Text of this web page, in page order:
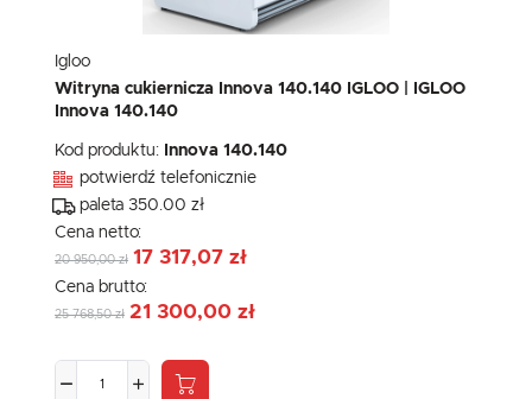
Igloo
Witryna cukiernicza Innova 140.140 IGLOO | IGLOO
Innova 140.140
Kod produktu: Innova 140.140
potwierdź telefonicznie
paleta 350.00 zł
Cena netto:
20 950,00 zł 17 317,07 zł
Cena brutto:
25 768,50 zł 21 300,00 zł